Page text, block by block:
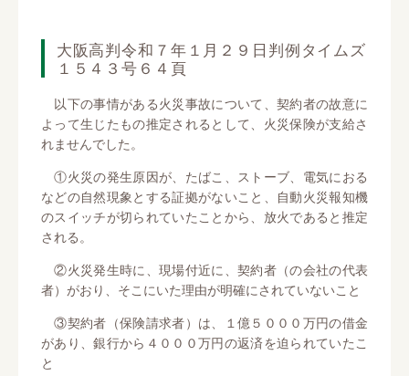
大阪高判令和７年１月２９日判例タイムズ
１５４３号６４頁
以下の事情がある火災事故について、契約者の故意に
よって生じたもの推定されるとして、火災保険が支給さ
れませんでした。
①火災の発生原因が、たばこ、ストーブ、電気におる
などの自然現象とする証拠がないこと、自動火災報知機
のスイッチが切られていたことから、放火であると推定
される。
②火災発生時に、現場付近に、契約者（の会社の代表
者）がおり、そこにいた理由が明確にされていないこと
③契約者（保険請求者）は、１億５０００万円の借金
があり、銀行から４０００万円の返済を迫られていたこ
と